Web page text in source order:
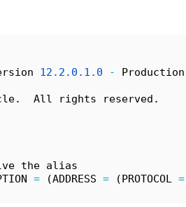
12. 2. 0. 1. 0 - Production
All rights reserved.
the alias
= (ADDRESS = (PROTOCOL =